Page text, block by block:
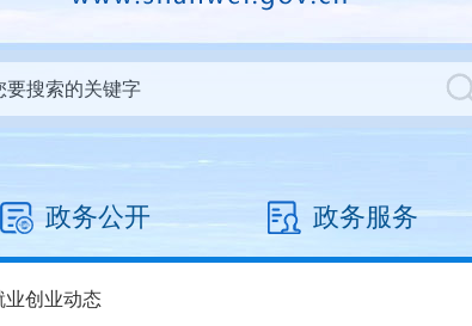
政务公开 政务服务
业创业动态